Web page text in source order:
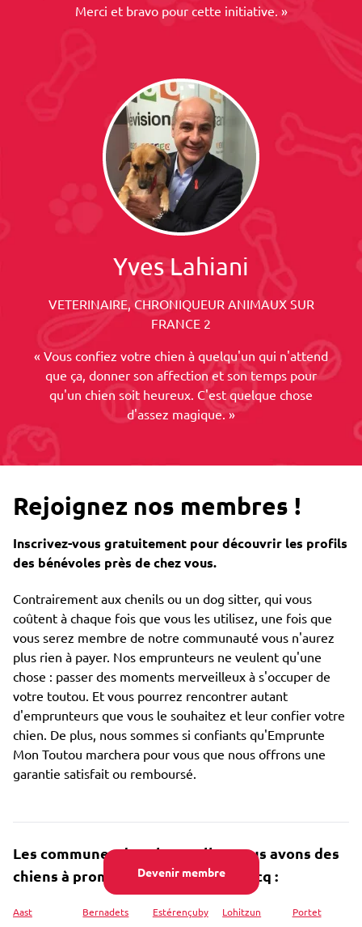
Devenir membre
Merci et bravo pour cette initiative. »
Yves Lahiani
VETERINAIRE, CHRONIQUEUR ANIMAUX SUR
FRANCE 2
« Vous confiez votre chien à quelqu'un qui n'attend
que ça, donner son affection et son temps pour
qu'un chien soit heureux. C'est quelque chose
d'assez magique. »
Rejoignez nos membres !
Inscrivez-vous gratuitement pour découvrir les profils
des bénévoles près de chez vous.
Contrairement aux chenils ou un dog sitter, qui vous
coûtent à chaque fois que vous les utilisez, une fois que
vous serez membre de notre communauté vous n'aurez
plus rien à payer. Nos emprunteurs ne veulent qu'une
chose : passer des moments merveilleux à s'occuper de
votre toutou. Et vous pourrez rencontrer autant
d'emprunteurs que vous le souhaitez et leur confier votre
chien. De plus, nous sommes si confiants qu'Emprunte
Mon Toutou marchera pour vous que nous offrons une
garantie satisfait ou remboursé.
Les communes dans lesquelles nous avons des
chiens à promener près de Rébénacq :
Aast
Bernadets
Estérençuby
Lohitzun
Portet